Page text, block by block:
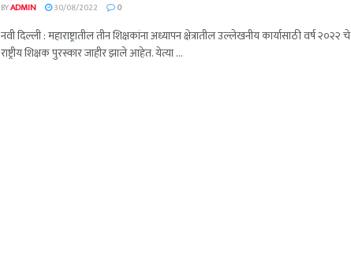
BYADMIN 30/08/2022 0
नवी दिल्ली : महाराष्ट्रातील तीन शिक्षकांना अध्यापन क्षेत्रातील उल्लेखनीय कार्यासाठी वर्ष २०२२ चे
राष्ट्रीय शिक्षक पुरस्कार जाहीर झाले आहेत. येत्या ...